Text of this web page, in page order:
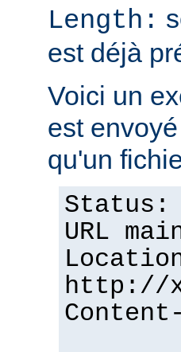
Length:
est déjà
Voici un
est envoyé
qu'un
Status:
URL
http://